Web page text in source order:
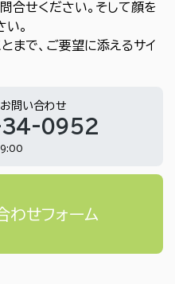
合せください。そして顔を
。
まで、ご要望に添えるサイ
問い合わせ
0952
わせフォーム